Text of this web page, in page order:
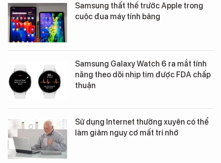
Samsung thất thế trước Apple trong
cuộc đua máy tính bảng
Samsung Galaxy Watch 6 ra mắt tính
năng theo dõi nhịp tim được FDA chấp
thuận
Sử dụng Internet thường xuyên có thể
làm giảm nguy cơ mất trí nhớ